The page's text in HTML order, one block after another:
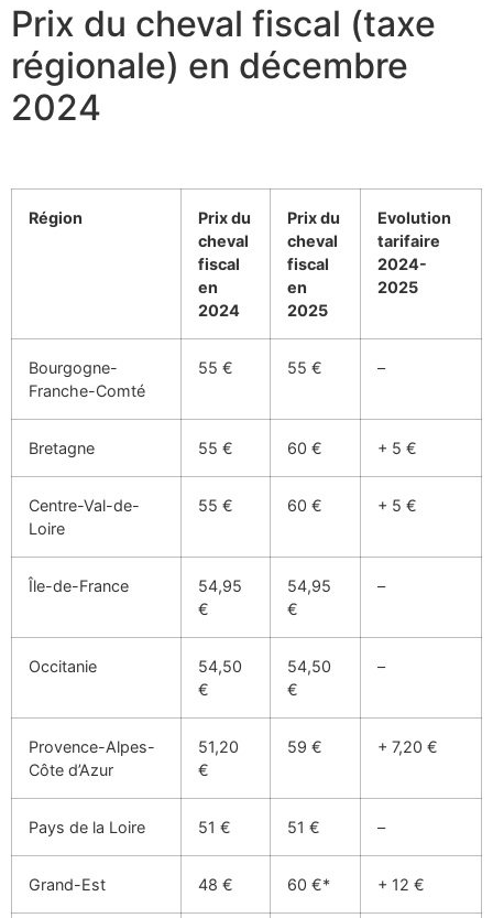
Prix du cheval fiscal (taxe
régionale) en décembre
2024
Région
Prix du
cheval
fiscal
en
2024
Prix du
cheval
fiscal
en
2025
Evolution
tarifaire
2024-
2025
Bourgogne-
Franche-Comté
55 € 55 € –
Bretagne 55 € 60 € + 5 €
Centre-Val-de-
Loire
55 € 60 € + 5 €
Île-de-France
54,95
€
54,95
€
–
Occitanie
54,50
€
54,50
€
–
Provence-Alpes-
Côte d’Azur
51,20
€
59 € + 7,20 €
Pays de la Loire 51 € 51 € –
Grand-Est 48 € 60 €* + 12 €